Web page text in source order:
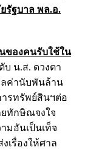
รัฐบาล พล.อ.
ของคนรับใช้ใน
บ น.ส. ดวงตา
ลค่านับพันล้าน
รทรัพย์สินฯต่อ
ยทักษิณจงใจ
มอันเป็นเท็จ
เรื่องให้ศาล